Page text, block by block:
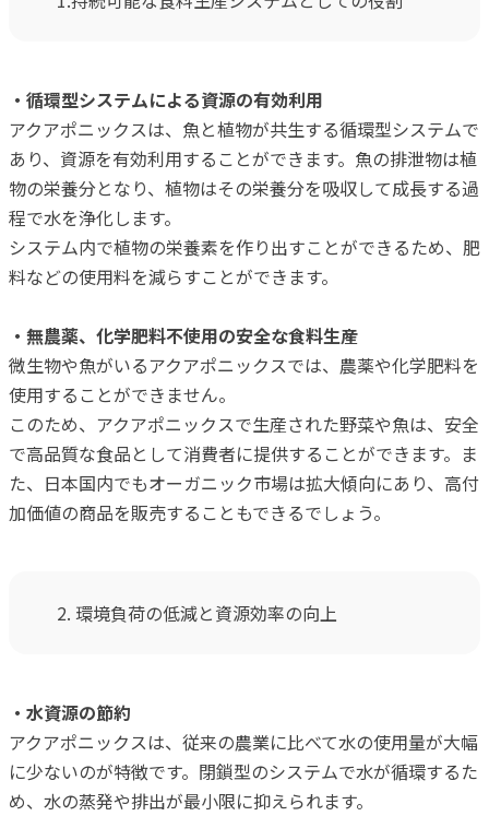
・循環型システムによる資源の有効利用
アクアポニックスは、魚と植物が共生する循環型システムで
あり、資源を有効利用することができます。魚の排泄物は植
物の栄養分となり、植物はその栄養分を吸収して成長する過
程で水を浄化します。
システム内で植物の栄養素を作り出すことができるため、肥
料などの使用料を減らすことができます。
・無農薬、化学肥料不使用の安全な食料生産
微生物や魚がいるアクアポニックスでは、農薬や化学肥料を
使用することができません。
このため、アクアポニックスで生産された野菜や魚は、安全
で高品質な食品として消費者に提供することができます。ま
た、日本国内でもオーガニック市場は拡大傾向にあり、高付
加価値の商品を販売することもできるでしょう。
2. 環境負荷の低減と資源効率の向上
・水資源の節約
アクアポニックスは、従来の農業に比べて水の使用量が大幅
に少ないのが特徴です。閉鎖型のシステムで水が循環するた
め、水の蒸発や排出が最小限に抑えられます。